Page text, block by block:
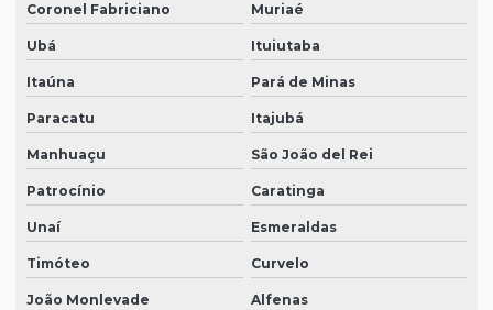
Coronel Fabriciano Muriaé
Ubá Ituiutaba
Itaúna Pará de Minas
Paracatu Itajubá
Manhuaçu São João del Rei
Patrocínio Caratinga
Unaí Esmeraldas
Timóteo Curvelo
João Monlevade Alfenas